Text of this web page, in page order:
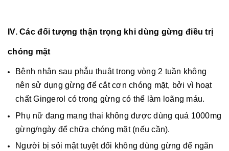
IV. Các đối tượng thận trọng khi dùng gừng điều trị
chóng mặt
Bệnh nhân sau phẫu thuật trong vòng 2 tuần không
nên sử dụng gừng để cắt cơn chóng mặt, bởi vì hoạt
chất Gingerol có trong gừng có thể làm loãng máu.
Phụ nữ đang mang thai không được dùng quá 1000mg
gừng/ngày để chữa chóng mặt (nếu cần).
Người bị sỏi mật tuyệt đối không dùng gừng để ngăn